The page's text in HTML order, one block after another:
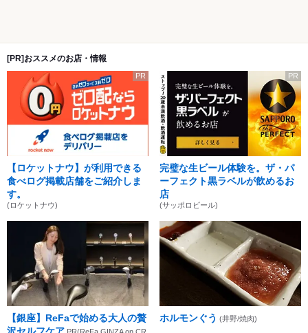
[PR]おススメのお店・情報
PR
【ロケットナウ】が利用できる
食べログ掲載店舗をご紹介しま
す。
(ロケットナウ)
PR
完璧な生ビール体験を。ザ・パ
ーフェクト黒ラベルが飲めるお
店
(サッポロビール)
【銀座】ReFaで始める大人の贅
沢セルフケア PR(ReFa GINZA on CR
ホルモンぐう (井野/焼肉)